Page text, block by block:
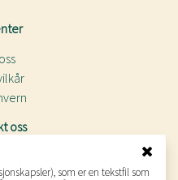
L
som er en tekstfil som
oss
0268 Oslo